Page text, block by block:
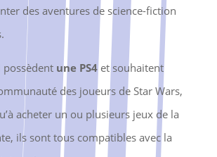
des aventures de science-fiction
possèdentune PS4et souhaitent
des joueurs de Star Wars,
acheter un ou plusieurs jeux de la
ils sont tous compatibles avec la